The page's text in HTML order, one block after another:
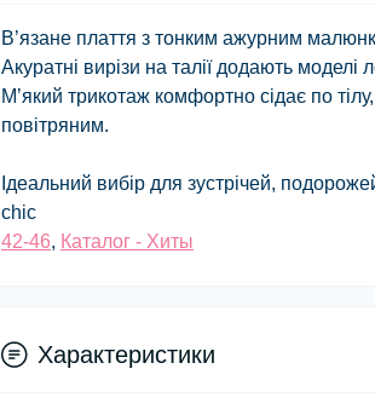
В’язане плаття з тонким ажурним
Акуратні вирізи на талії додають
М’який трикотаж комфортно сідає по
повітряним.
Ідеальний вибір для зустрічей,
chic
42-46, Каталог - Хиты
Характеристики